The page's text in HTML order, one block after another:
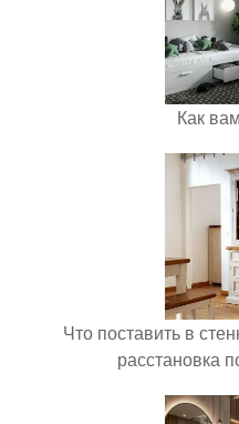
Как
Что поставить в
расстановка